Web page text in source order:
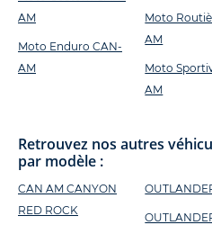
AM
Moto Enduro CAN-
AM
Moto
AM
Moto
AM
Retrouvez nos autres
par modèle :
CAN AM CANYON
RED ROCK